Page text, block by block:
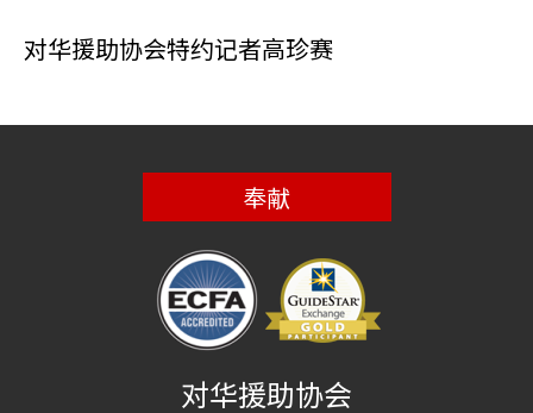
对华援助协会特约记者高珍赛
奉献
对华援助协会